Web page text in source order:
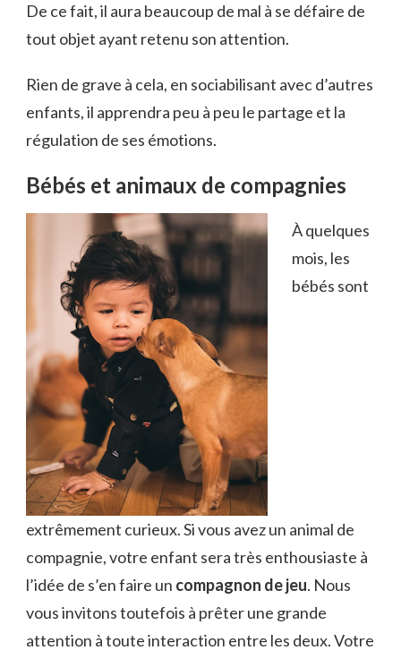
De ce fait, il aura beaucoup de mal à se défaire de
tout objet ayant retenu son attention.
Rien de grave à cela, en sociabilisant avec d’autres
enfants, il apprendra peu à peu le partage et la
régulation de ses émotions.
Bébés et animaux de compagnies
À quelques
mois, les
bébés sont
extrêmement curieux. Si vous avez un animal de
compagnie, votre enfant sera très enthousiaste à
l’idée de s’en faire un compagnon de jeu. Nous
vous invitons toutefois à prêter une grande
attention à toute interaction entre les deux. Votre